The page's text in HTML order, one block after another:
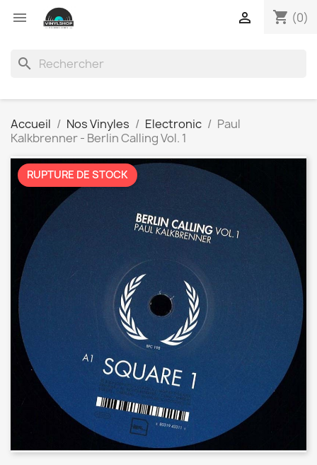
 shopping_cart (0)

search
Accueil Nos Vinyles Electronic
Paul
Kalkbrenner - Berlin Calling Vol. 1
RUPTURE DE STOCK